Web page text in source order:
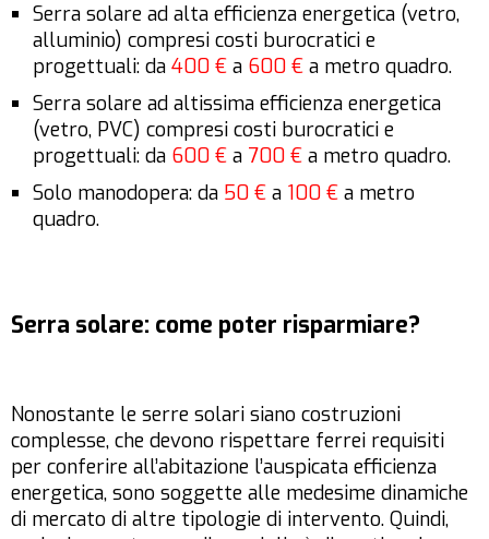
Serra solare ad alta efficienza energetica (vetro,
alluminio) compresi costi burocratici e
progettuali: da 400 € a 600 € a metro quadro.
Serra solare ad altissima efficienza energetica
(vetro, PVC) compresi costi burocratici e
progettuali: da 600 € a 700 € a metro quadro.
Solo manodopera: da 50 € a 100 € a metro
quadro.
Serra solare: come poter risparmiare?
Nonostante le serre solari siano costruzioni
complesse, che devono rispettare ferrei requisiti
per conferire all’abitazione l’auspicata efficienza
energetica, sono soggette alle medesime dinamiche
di mercato di altre tipologie di intervento. Quindi,